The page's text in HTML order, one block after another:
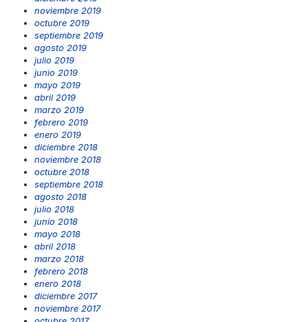
noviembre 2019
octubre 2019
septiembre 2019
agosto 2019
julio 2019
junio 2019
mayo 2019
abril 2019
marzo 2019
febrero 2019
enero 2019
diciembre 2018
noviembre 2018
octubre 2018
septiembre 2018
agosto 2018
julio 2018
junio 2018
mayo 2018
abril 2018
marzo 2018
febrero 2018
enero 2018
diciembre 2017
noviembre 2017